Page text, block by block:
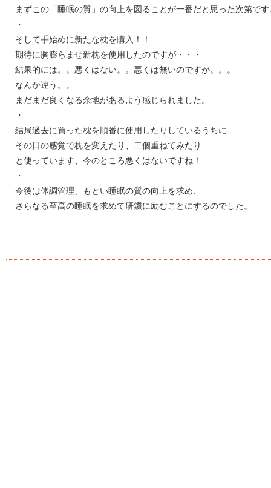
まずこの「睡眠の質」の向上を図ることが一番だと思った次第です
・
そして手始めに新たな枕を購入！！
期待に胸膨らませ新枕を使用したのですが・・・
結果的には。。悪くはない。。悪くは無いのですが。。。
なんか違う。。
まだまだ良くなる余地があるよう感じられました。
・
結局過去に買った枕を順番に使用したりしているうちに
その日の感覚で枕を変えたり、二個重ねてみたり
と使っています、今のところ悪くはないですね！
・
今後は体調管理、もとい睡眠の質の向上を求め、
さらなる至高の睡眠を求めて研鑽に励むことにするのでした。